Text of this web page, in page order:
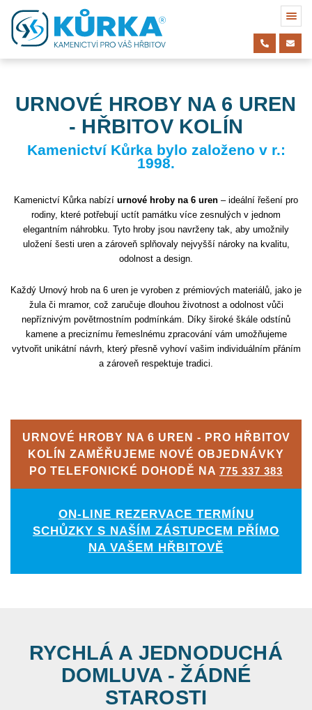
URNOVÉ HROBY NA 6 UREN
- HŘBITOV KOLÍN
Kamenictví Kůrka bylo založeno v r.:
1998.
Kamenictví Kůrka nabízí urnové hroby na 6 uren – ideální řešení pro
rodiny, které potřebují uctít památku více zesnulých v jednom
elegantním náhrobku. Tyto hroby jsou navrženy tak, aby umožnily
uložení šesti uren a zároveň splňovaly nejvyšší nároky na kvalitu,
odolnost a design.
Každý Urnový hrob na 6 uren je vyroben z prémiových materiálů, jako je
žula či mramor, což zaručuje dlouhou životnost a odolnost vůči
nepříznivým povětrnostním podmínkám. Díky široké škále odstínů
kamene a preciznímu řemeslnému zpracování vám umožňujeme
vytvořit unikátní návrh, který přesně vyhoví vašim individuálním přáním
a zároveň respektuje tradici.
URNOVÉ HROBY NA 6 UREN - PRO HŘBITOV
KOLÍN ZAMĚŘUJEME NOVÉ OBJEDNÁVKY
PO TELEFONICKÉ DOHODĚ NA 775 337 383
ON-LINE REZERVACE TERMÍNU
SCHŮZKY S NAŠÍM ZÁSTUPCEM PŘÍMO
NA VAŠEM HŘBITOVĚ
RYCHLÁ A JEDNODUCHÁ
DOMLUVA - ŽÁDNÉ
STAROSTI